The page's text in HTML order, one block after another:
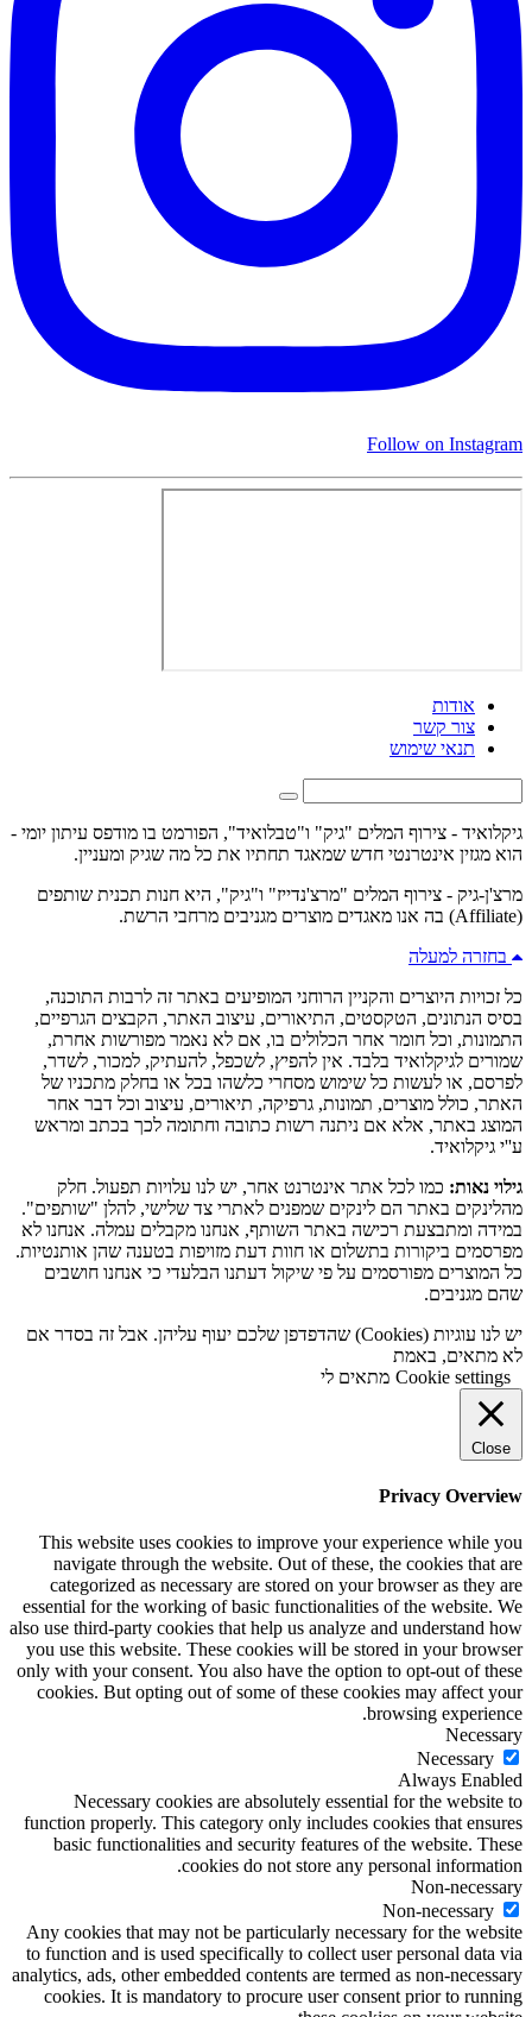
Follow on Instagram
אודות
צור קשר
תנאי שימוש
גיקלואיד - צירוף המלים "גיק" ו"טבלואיד", הפורמט בו מודפס עיתון יומי -
הוא מגזין אינטרנטי חדש שמאגד תחתיו את כל מה שגיק ומעניין.
מרצ'ן-גיק - צירוף המלים "מרצ'נדייז" ו"גיק", היא חנות תכנית שותפים
(Affiliate) בה אנו מאגדים מוצרים מגניבים מרחבי הרשת.
בחזרה למעלה
כל זכויות היוצרים והקניין הרוחני המופיעים באתר זה לרבות התוכנה,
בסיס הנתונים, הטקסטים, התיאורים, עיצוב האתר, הקבצים הגרפיים,
התמונות, וכל חומר אחר הכלולים בו, אם לא נאמר מפורשות אחרת,
שמורים לגיקלואיד בלבד. אין להפיץ, לשכפל, להעתיק, למכור, לשדר,
לפרסם, או לעשות כל שימוש מסחרי כלשהו בכל או בחלק מתכניו של
האתר, כולל מוצרים, תמונות, גרפיקה, תיאורים, עיצוב וכל דבר אחר
המוצג באתר, אלא אם ניתנה רשות כתובה וחתומה לכך בכתב ומראש
ע''י גיקלואיד.
גילוי נאות: כמו לכל אתר אינטרנט אחר, יש לנו עלויות תפעול. חלק
מהלינקים באתר הם לינקים שמפנים לאתרי צד שלישי, להלן "שותפים".
במידה ומתבצעת רכישה באתר השותף, אנחנו מקבלים עמלה. אנחנו לא
מפרסמים ביקורות בתשלום או חוות דעת מזויפות בטענה שהן אותנטיות.
כל המוצרים מפורסמים על פי שיקול דעתנו הבלעדי כי אנחנו חושבים
שהם מגניבים.
יש לנו עוגיות (Cookies) שהדפדפן שלכם יעוף עליהן. אבל זה בסדר אם
לא מתאים, באמת
Cookie settings מתאים לי
Close
Privacy Overview
This website uses cookies to improve your experience while you
navigate through the website. Out of these, the cookies that are
categorized as necessary are stored on your browser as they are
essential for the working of basic functionalities of the website. We
also use third-party cookies that help us analyze and understand how
you use this website. These cookies will be stored in your browser
only with your consent. You also have the option to opt-out of these
cookies. But opting out of some of these cookies may affect your
browsing experience.
Necessary
Necessary
Always Enabled
Necessary cookies are absolutely essential for the website to
function properly. This category only includes cookies that ensures
basic functionalities and security features of the website. These
cookies do not store any personal information.
Non-necessary
Non-necessary
Any cookies that may not be particularly necessary for the website
to function and is used specifically to collect user personal data via
analytics, ads, other embedded contents are termed as non-necessary
cookies. It is mandatory to procure user consent prior to running